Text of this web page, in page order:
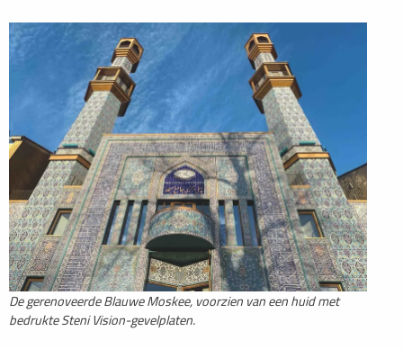
De gerenoveerde Blauwe Moskee, voorzien van een huid met
bedrukte Steni Vision-gevelplaten.